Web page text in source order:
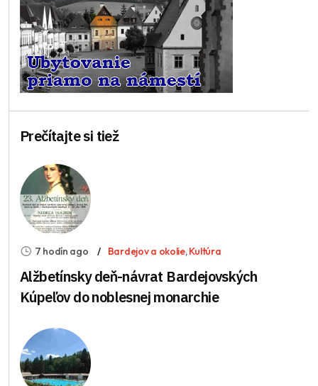
Prečítajte si tiež
7 hodín ago Bardejov a okolie,Kultúra
Alžbetínsky deň-návrat Bardejovských
Kúpeľov do noblesnej monarchie